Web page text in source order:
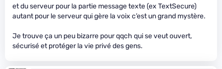
et du serveur pour la partie message texte (ex TextSecure)
autant pour le serveur qui gère la voix c’est un grand mystère.
Je trouve ça un peu bizarre pour qqch qui se veut ouvert,
sécurisé et protéger la vie privé des gens.